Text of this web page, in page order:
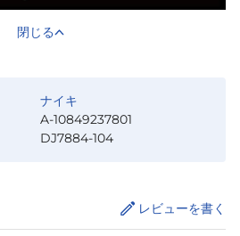
閉じる
ナイキ
A-10849237801
DJ7884-104
レビューを書く